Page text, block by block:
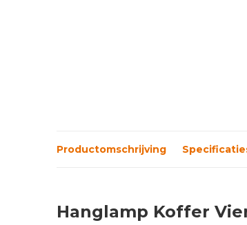
Productomschrijving
Hanglamp Koffer